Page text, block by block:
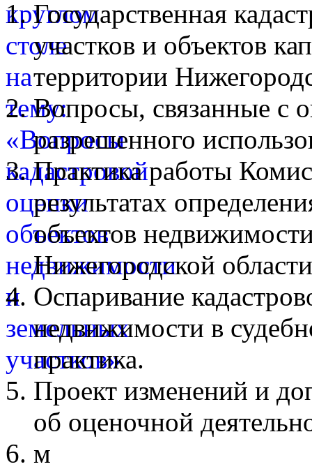
Государственная
участков и объектов
территории
Вопросы, связанные с
разрешенного
Практика работы
результатах
объектов
Нижегородской
Оспаривание
недвижимости в
практика.
Проект изменений и
об оценочной
м